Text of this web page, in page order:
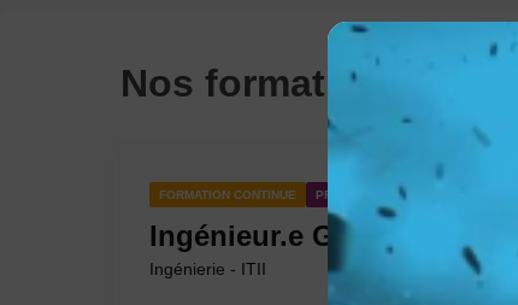
Nos formations
FORMATION CONTINUE PRÉSENTIEL
Ingénieur.e Génie Industriel
Ingénierie - ITII